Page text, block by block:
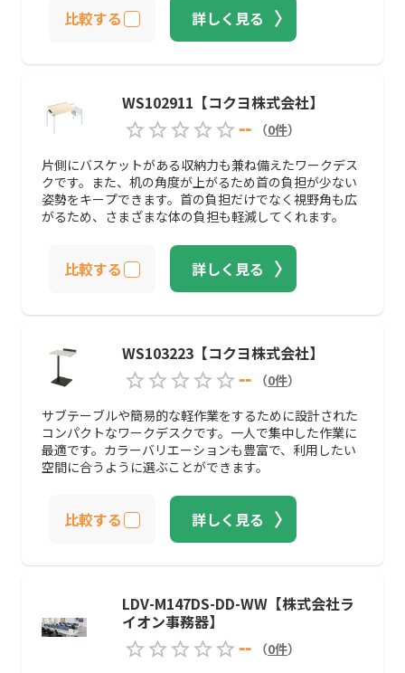
比較する 詳しく見る
WS102911【コクヨ株式会社】
--
（0件）
片側にバスケットがある収納力も兼ね備えたワークデス
クです。また、机の角度が上がるため首の負担が少ない
姿勢をキープできます。首の負担だけでなく視野角も広
がるため、さまざまな体の負担も軽減してくれます。
比較する 詳しく見る
WS103223【コクヨ株式会社】
--
（0件）
サブテーブルや簡易的な軽作業をするために設計された
コンパクトなワークデスクです。一人で集中した作業に
最適です。カラーバリエーションも豊富で、利用したい
空間に合うように選ぶことができます。
比較する 詳しく見る
LDV-M147DS-DD-WW【株式会社ラ
イオン事務器】
--
（0件）